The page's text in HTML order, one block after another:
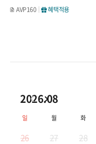
AVP160
혜택적용
2026.08
일 월 화
26 27 28